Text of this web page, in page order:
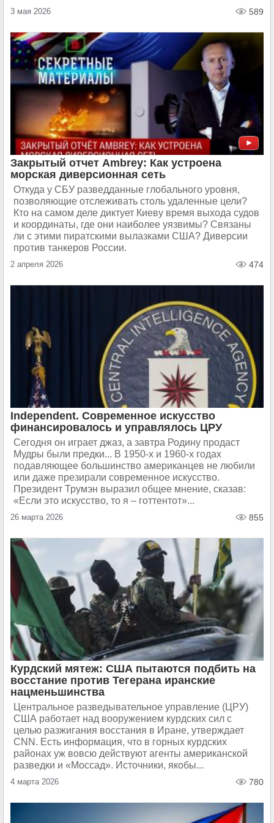
3 мая 2026 589
Закрытый отчет Ambrey: Как устроена
морская диверсионная сеть
Откуда у СБУ разведданные глобального уровня,
позволяющие отслеживать столь удаленные цели?
Кто на самом деле диктует Киеву время выхода судов
и координаты, где они наиболее уязвимы? Связаны
ли с этими пиратскими вылазками США? Диверсии
против танкеров России.
2 апреля 2026 474
Independent. Современное искусство
финансировалось и управлялось ЦРУ
Сегодня он играет джаз, а завтра Родину продаст
Мудры были предки... В 1950-х и 1960-х годах
подавляющее большинство американцев не любили
или даже презирали современное искусство.
Президент Трумэн выразил общее мнение, сказав:
«Если это искусство, то я – готтентот»...
26 марта 2026 855
Курдский мятеж: США пытаются подбить на
восстание против Тегерана иранские
нацменьшинства
Центральное разведывательное управление (ЦРУ)
США работает над вооружением курдских сил с
целью разжигания восстания в Иране, утверждает
CNN. Есть информация, что в горных курдских
районах уж вовсю действуют агенты американской
разведки и «Моссад». Источники, якобы...
4 марта 2026 780